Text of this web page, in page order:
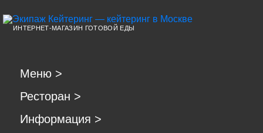
ИНТЕРНЕТ-МАГАЗИН ГОТОВОЙ ЕДЫ
Меню >
Ресторан >
Информация >